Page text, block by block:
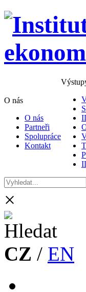
O nás
O nás
Partneři
Spolupráce
Kontakt
×
CZ / EN